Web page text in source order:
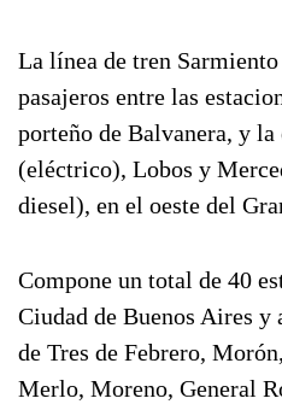
La línea de tren
pasajeros entre las
porteño de Balvanera, y
(eléctrico), Lobos y
diesel), en el oeste del
Compone un total de 40
Ciudad de Buenos Aires y
de Tres de Febrero,
Merlo, Moreno, General